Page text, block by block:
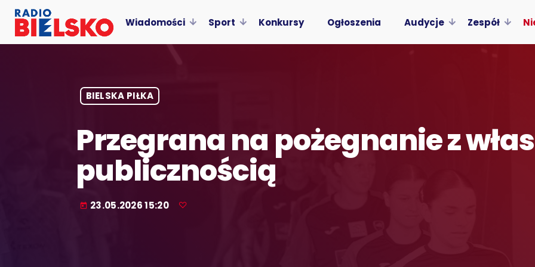
Wiadomości Sport Konkursy Ogłoszenia Audycje Zespół
BIELSKA PIŁKA
Przegrana na pożegnanie z
publicznością
today 23.05.2026 15:20